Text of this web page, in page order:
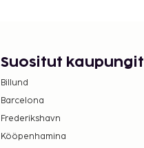
Suositut kaupungit
Billund
Barcelona
Frederikshavn
Kööpenhamina